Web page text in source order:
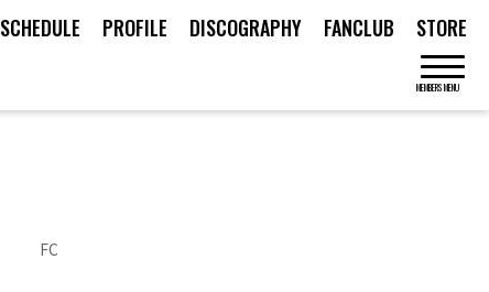
MEMBERS MENU
SCHEDULE PROFILE DISCOGRAPHY FANCLUB STORE
FC